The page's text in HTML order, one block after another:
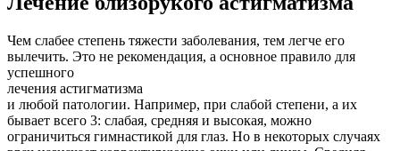
Чем слабее степень тяжести заболевания, тем легче его
вылечить. Это не рекомендация, а основное правило для
успешного
лечения астигматизма
и любой патологии. Например, при слабой степени, а их
бывает всего 3: слабая, средняя и высокая, можно
ограничиться гимнастикой для глаз. Но в некоторых случаях